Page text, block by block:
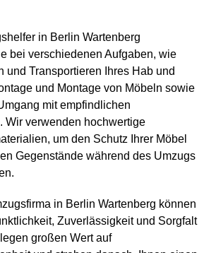
in Berlin Wartenberg
bei verschiedenen Aufgaben, wie
und Transportieren Ihres Hab und
und Montage von Möbeln sowie
mit empfindlichen
Wir verwenden hochwertige
um den Schutz Ihrer Möbel
Gegenstände während des Umzugs
in Berlin Wartenberg können
Zuverlässigkeit und Sorgfalt
großen Wert auf